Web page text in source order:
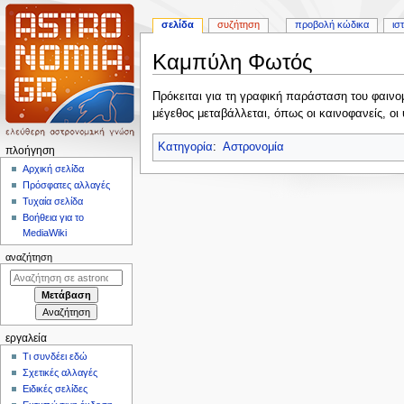
Καμπύλη Φωτός
Πήδηση
στην
Πήδηση
στην
Πρόκειται για τη γραφική παράσταση του
μέγεθος μεταβάλλεται, όπως οι καινοφανείς,
Κατηγορία: Αστρονομία
Μ
π
γ
η
σελίδα συζήτηση προβολή κώδικα
πλοήγηση
Αρχική σελίδα
Πρόσφατες αλλαγές
Τυχαία σελίδα
Βοήθεια για το
MediaWiki
αναζήτηση
εργαλεία
Τι συνδέει εδώ
Σχετικές αλλαγές
Ειδικές σελίδες